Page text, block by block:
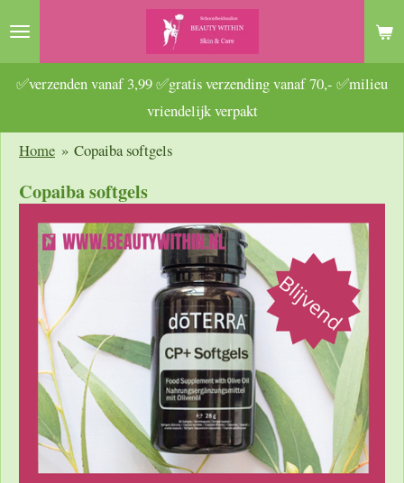
Ga
naar
hoofdinhoud
✅verzenden vanaf 3,99 ✅gratis verzending vanaf 70,- ✅milieu
vriendelijk verpakt
Home » Copaiba softgels
Copaiba softgels